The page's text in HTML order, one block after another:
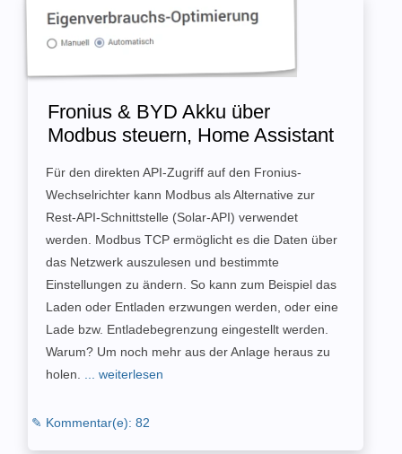
Fronius & BYD Akku über
Modbus steuern, Home Assistant
Für den direkten API-Zugriff auf den Fronius-
Wechselrichter kann Modbus als Alternative zur
Rest-API-Schnittstelle (Solar-API) verwendet
werden. Modbus TCP ermöglicht es die Daten über
das Netzwerk auszulesen und bestimmte
Einstellungen zu ändern. So kann zum Beispiel das
Laden oder Entladen erzwungen werden, oder eine
Lade bzw. Entladebegrenzung eingestellt werden.
Warum? Um noch mehr aus der Anlage heraus zu
holen.
... weiterlesen
✎ Kommentar(e): 82